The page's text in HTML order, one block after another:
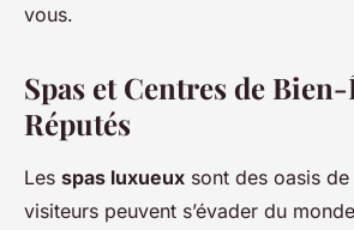
vous.
Spas et Centres de
Réputés
Les spas luxueux sont des oasis
visiteurs peuvent s’évader du